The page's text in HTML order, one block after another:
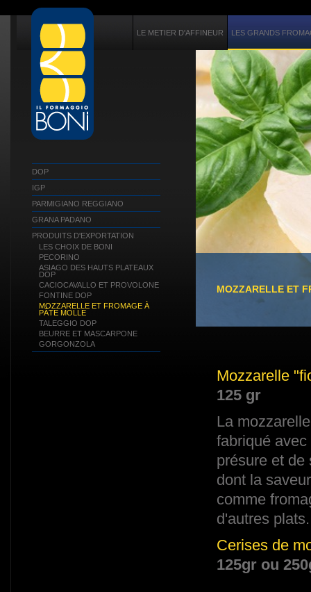
LE METIER D'AFFINEUR LES GRANDS
DOP
IGP
PARMIGIANO REGGIANO
GRANA PADANO
PRODUITS D'EXPORTATION
LES CHOIX DE BONI
PECORINO
ASIAGO DES HAUTS PLATEAUX
DOP
CACIOCAVALLO ET PROVOLONE
FONTINE DOP
MOZZARELLE ET FROMAGE À
PÂTE MOLLE
TALEGGIO DOP
BEURRE ET MASCARPONE
GORGONZOLA
MOZZARELLE ET
Mozzarelle
125 gr
La
fabriqué
présure et de
dont la
comme
d'autres plats.
Cerises de
125gr ou